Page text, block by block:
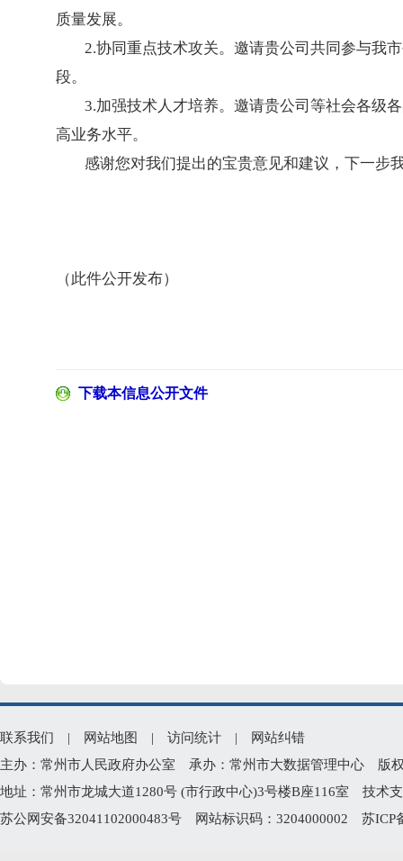
质量发展。
2.协同重点技术攻关。邀请贵公司共同参与我市
段。
3.加强技术人才培养。邀请贵公司等社会各级各
高业务水平。
感谢您对我们提出的宝贵意见和建议，下一步
（此件公开发布）
下载本信息公开文件
联系我们 | 网站地图 | 访问统计 |
网站纠错
主办：常州市人民政府办公室 承办：常州市大数据管理中心 版
地址：常州市龙城大道1280号 (市行政中心)3号楼B座116室 技术
苏公网安备32041102000483号 网站标识码：3204000002 苏ICP